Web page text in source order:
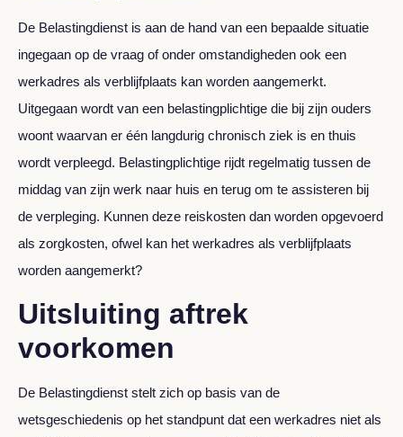
De Belastingdienst is aan de hand van een bepaalde situatie
ingegaan op de vraag of onder omstandigheden ook een
werkadres als verblijfplaats kan worden aangemerkt.
Uitgegaan wordt van een belastingplichtige die bij zijn ouders
woont waarvan er één langdurig chronisch ziek is en thuis
wordt verpleegd. Belastingplichtige rijdt regelmatig tussen de
middag van zijn werk naar huis en terug om te assisteren bij
de verpleging. Kunnen deze reiskosten dan worden opgevoerd
als zorgkosten, ofwel kan het werkadres als verblijfplaats
worden aangemerkt?
Uitsluiting aftrek
voorkomen
De Belastingdienst stelt zich op basis van de
wetsgeschiedenis op het standpunt dat een werkadres niet als